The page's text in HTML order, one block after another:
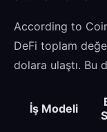
According to
DeFi toplam
dolara ulaştı. Bu
İş Modeli